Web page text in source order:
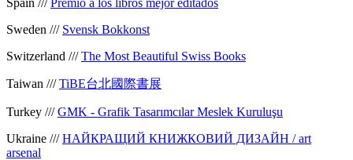
Sweden /// Svensk Bokkonst
Switzerland ///The Most Beautiful Swiss Books
Taiwan ///TiBE台北國際書展
Turkey ///GMK - Grafik Tasarımcılar Meslek Kuruluşu
Ukraine ///НАЙКРАЩИЙ КНИЖКОВИЙ ДИЗАЙН / art
arsenal